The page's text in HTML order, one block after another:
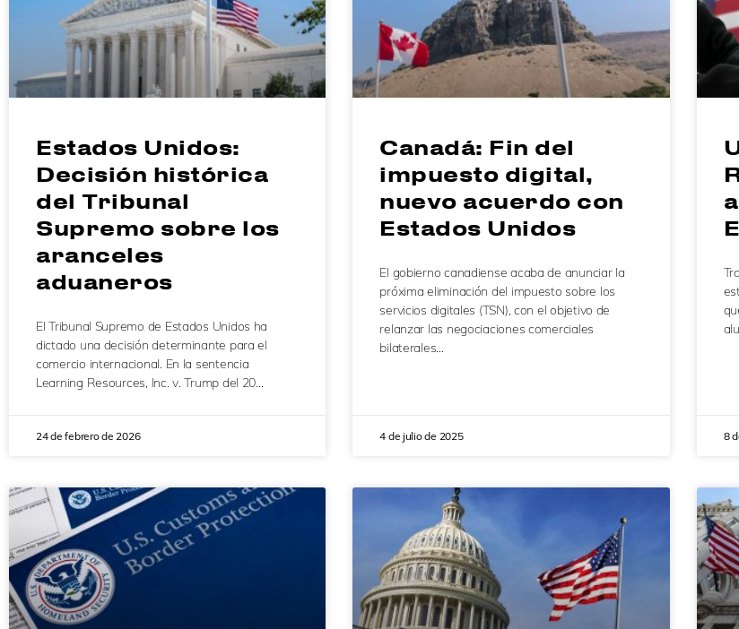
Estados Unidos:
Decisión histórica
del Tribunal
Supremo sobre los
aranceles
aduaneros
El Tribunal Supremo de Estados Unidos ha
dictado una decisión determinante para el
comercio internacional. En la sentencia
Learning Resources, Inc. v. Trump del 20…
24 de febrero de 2026
Canadá: Fin del
impuesto digital,
nuevo acuerdo con
Estados Unidos
El gobierno canadiense acaba de anunciar la
próxima eliminación del impuesto sobre los
servicios digitales (TSN), con el objetivo de
relanzar las negociaciones comerciales
bilaterales…
4 de julio de 2025 8